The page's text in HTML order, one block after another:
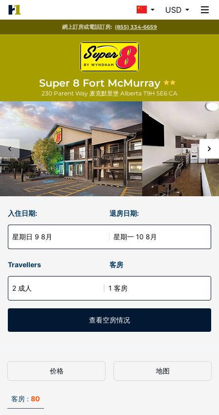
USD
網上訂房或電話訂房: (855) 334-6659
Super 8 Fort McMurray
230 Parent Way 麦克默里堡 Alberta T9H 5E6 CA
入住日期:
星期日 9 8月
退房日期:
星期一 10 8月
Travellers 客房
2 成人 1 客房
查看空房情况
价格 地图
客房 : 80